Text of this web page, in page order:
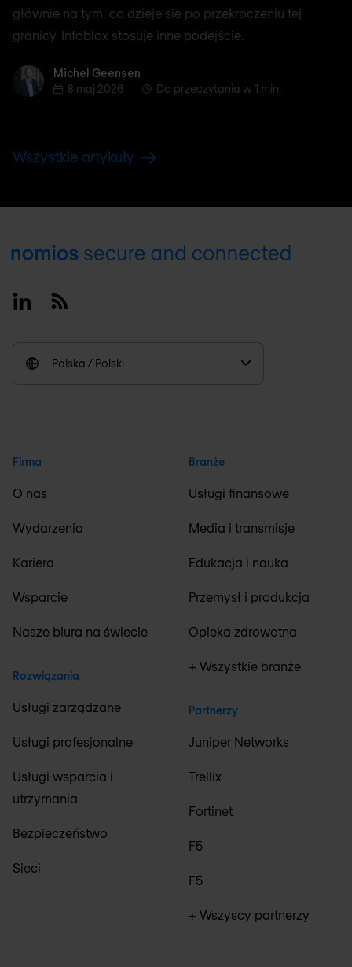
głównie na tym, co dzieje się po przekroczeniu tej
granicy. Infoblox stosuje inne podejście.
Michel Geensen
Michel Geensen
8 maj 2026
Do przeczytania w 1 min.
Wszystkie artykuły
Footer
LinkedinRSS
Polska / Polski
Firma
O nas
Wydarzenia
Kariera
Wsparcie
Nasze biura na świecie
Rozwiązania
Usługi zarządzane
Usługi profesjonalne
Usługi wsparcia i
utrzymania
Bezpieczeństwo
Sieci
Branże
Usługi finansowe
Media i transmisje
Edukacja i nauka
Przemysł i produkcja
Opieka zdrowotna
+ Wszystkie branże
Partnerzy
Juniper Networks
Trellix
Fortinet
F5
F5
+ Wszyscy partnerzy